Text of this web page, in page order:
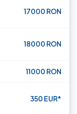
17000 RON
18000 RON
11000 RON
350 EUR*